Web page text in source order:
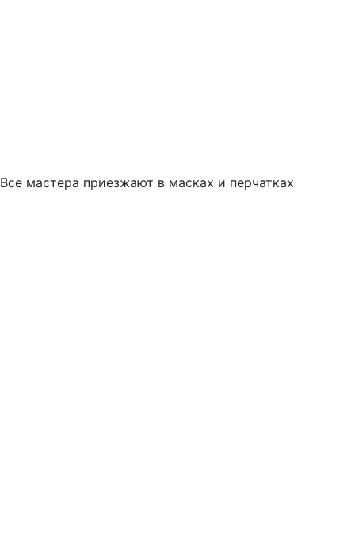
Все мастера приезжают в масках и перчатках